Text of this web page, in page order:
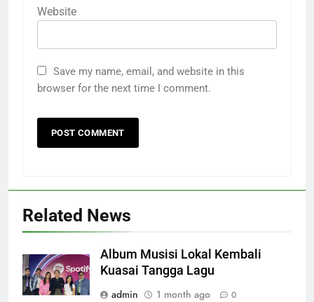
Website
Save my name, email, and website in this
browser for the next time I comment.
Related News
Album Musisi Lokal Kembali
Kuasai Tangga Lagu
admin
1 month ago 0